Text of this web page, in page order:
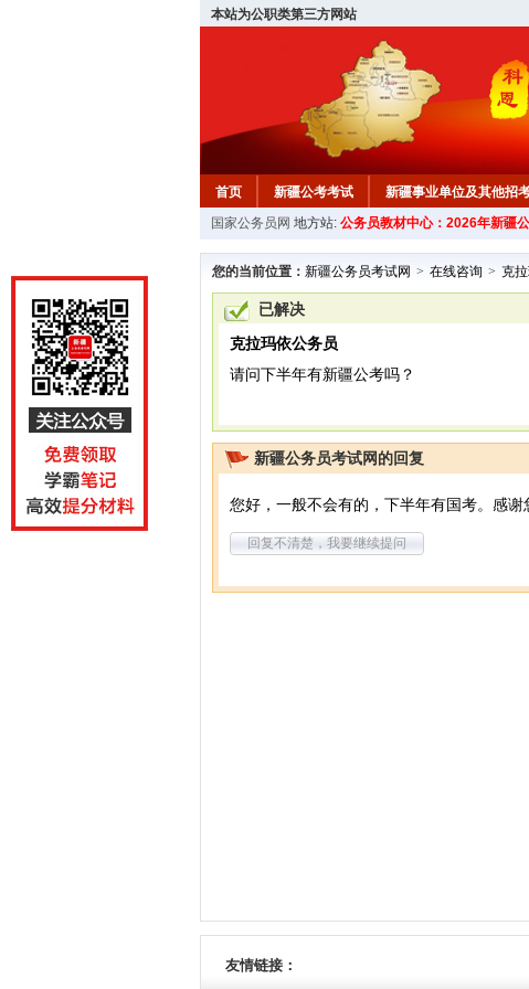
本站为公职类第三方网站
首页 新疆公考考试 新疆事业单位及其他招
新疆公务员行测试题 在线咨询 教材中心
国家公务员网 地方站: 公务员教材中心：2026年新疆
您的当前位置： 新疆公务员考试网 > 在线咨询 > 克
已解决
克拉玛依公务员
请问下半年有新疆公考吗？
新疆公务员考试网的回复
您好，一般不会有的，下半年有国考。感谢
回复不清楚，我要继续提问
友情链接：